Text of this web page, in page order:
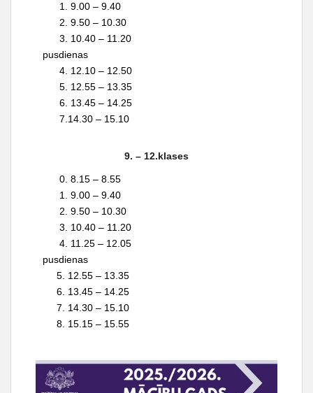
1. 9.00 – 9.40
2. 9.50 – 10.30
3. 10.40 – 11.20
pusdienas
4. 12.10 – 12.50
5. 12.55 – 13.35
6. 13.45 – 14.25
7.14.30 – 15.10
9. – 12.klases
0. 8.15 – 8.55
1. 9.00 – 9.40
2. 9.50 – 10.30
3. 10.40 – 11.20
4. 11.25 – 12.05
pusdienas
5. 12.55 – 13.35
6. 13.45 – 14.25
7. 14.30 – 15.10
8. 15.15 – 15.55